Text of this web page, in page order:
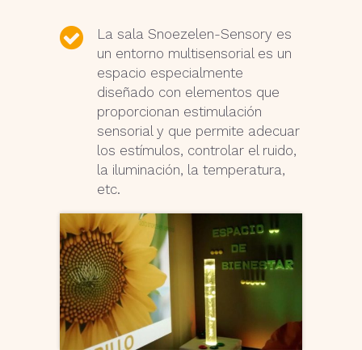
La sala Snoezelen-Sensory es
un entorno multisensorial es un
espacio especialmente
diseñado con elementos que
proporcionan estimulación
sensorial y que permite adecuar
los estímulos, controlar el ruido,
la iluminación, la temperatura,
etc.